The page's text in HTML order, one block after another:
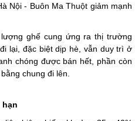
Nội - Buôn Ma Thuột giảm mạnh
ghế cung ứng ra thị trường
lại, đặc biệt dịp hè, vẫn duy trì ở
chóng được bán hết, phần còn
chung đi lên.
hạn